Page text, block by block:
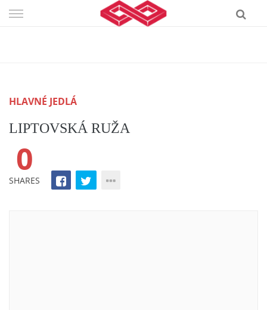
Skip
HLAVNÉ JEDLÁ
LIPTOVSKÁ RUŽA
0
SHARES